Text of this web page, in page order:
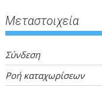
Μεταστοιχεία
Σύνδεση
Ροή καταχωρίσεων